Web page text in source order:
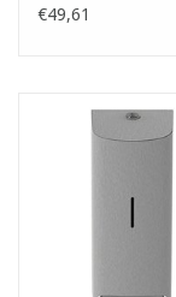
€49,61